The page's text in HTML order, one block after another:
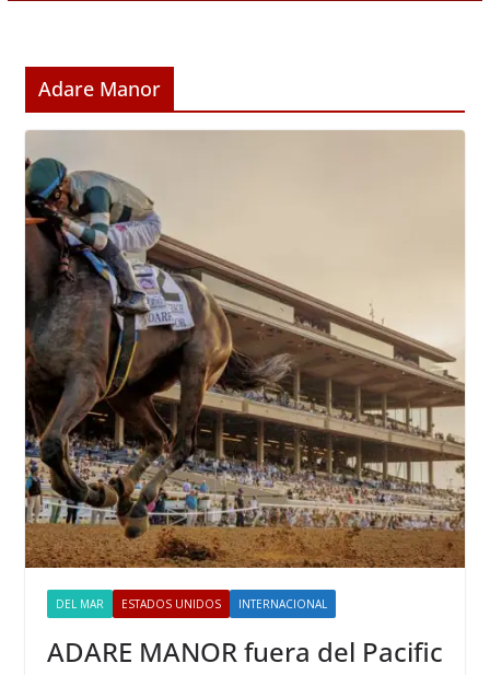
Adare Manor
DEL MAR ESTADOS UNIDOS INTERNACIONAL
ADARE MANOR fuera del Pacific